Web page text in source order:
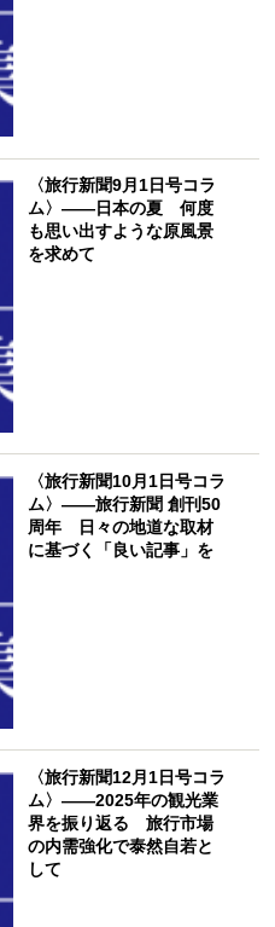
〈旅行新聞9月1日号コラ
ム〉――日本の夏 何度
も思い出すような原風景
を求めて
〈旅行新聞10月1日号コラ
ム〉――旅行新聞 創刊50
周年 日々の地道な取材
に基づく「良い記事」を
〈旅行新聞12月1日号コラ
ム〉――2025年の観光業
界を振り返る 旅行市場
の内需強化で泰然自若と
して